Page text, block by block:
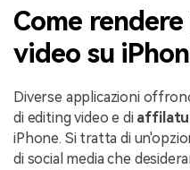
Come
video su
Diverse applicazioni
di editing video e di
iPhone. Si tratta di
di social media che